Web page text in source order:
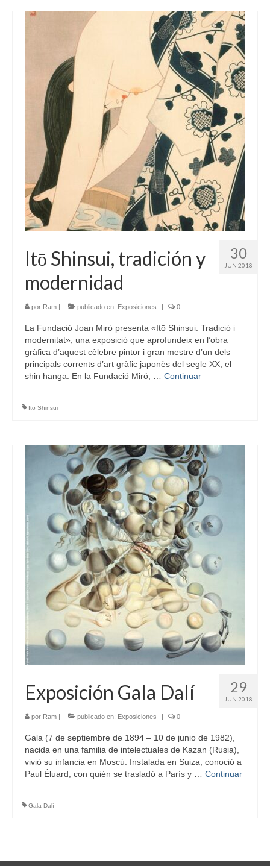
30
JUN 2018
Itō Shinsui, tradición y
modernidad
por Ram | publicado en: Exposiciones | 0
La Fundació Joan Miró presenta «Itō Shinsui. Tradició i
modernitat», una exposició que aprofundeix en l’obra
gràfica d’aquest cèlebre pintor i gran mestre d’un dels
principals corrents d’art gràfic japonès del segle XX, el
shin hanga. En la Fundació Miró, … Continuar
Ito Shinsui
29
JUN 2018
Exposición Gala Dalí
por Ram | publicado en: Exposiciones | 0
Gala (7 de septiembre de 1894 – 10 de junio de 1982),
nacida en una familia de intelectuales de Kazan (Rusia),
vivió su infancia en Moscú. Instalada en Suiza, conoció a
Paul Éluard, con quién se trasladó a París y … Continuar
Gala Dalí